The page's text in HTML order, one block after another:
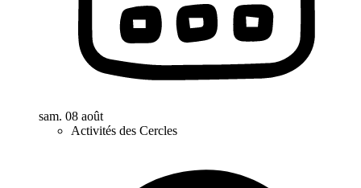
sam. 08 août
Activités des Cercles